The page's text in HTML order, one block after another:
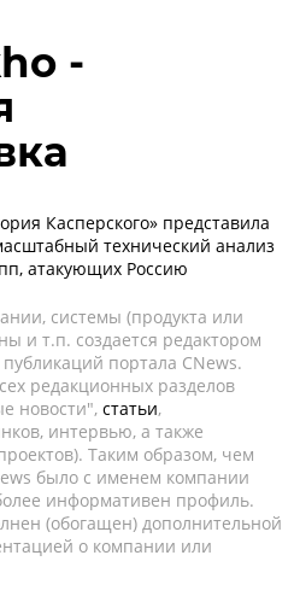
-
Касперского» представила
технический анализ
атакующих Россию
системы (продукта или
и т.п. создается редактором
портала CNews.
редакционных разделов
новости", статьи,
интервью, а также
Таким образом, чем
было с именем компании
информативен профиль.
(обогащен) дополнительной
о компании или